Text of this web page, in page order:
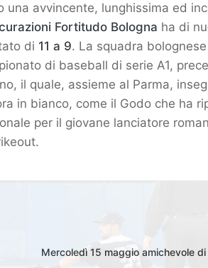
una avvincente, lunghissima ed
Fortitudo Bologna ha di
di 11 a 9. La squadra
di baseball di serie A1,
il quale, assieme al Parma,
in bianco, come il Godo che ha
per il giovane lanciatore
Mercoledì 15 maggio amichevole